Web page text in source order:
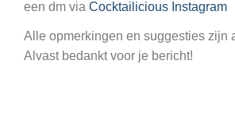
een dm via Cocktailicious Instagram
Alle opmerkingen en suggesties zijn
Alvast bedankt voor je bericht!